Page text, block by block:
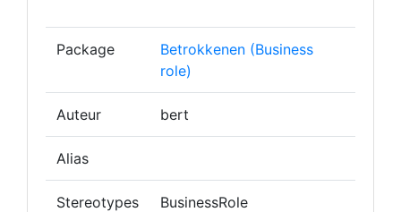
Package
Betrokkenen (Business
role)
Auteur bert
Alias
Stereotypes BusinessRole